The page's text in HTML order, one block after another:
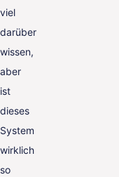
viel
darüber
wissen,
aber
ist
dieses
System
wirklich
so